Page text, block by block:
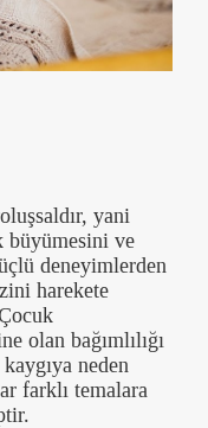
yani
büyümesini ve
deneyimlerden
harekete
olan bağımlılığı
neden
farklı temalara